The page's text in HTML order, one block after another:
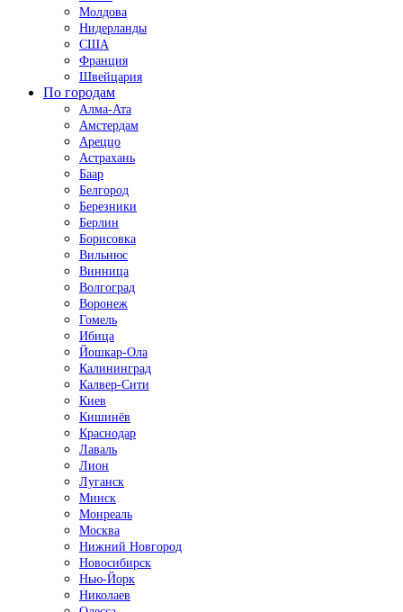
Молдова
Нидерланды
США
Франция
Швейцария
По городам
Алма-Ата
Амстердам
Ареццо
Астрахань
Баар
Белгород
Березники
Берлин
Борисовка
Вильнюс
Винница
Волгоград
Воронеж
Гомель
Ибица
Йошкар-Ола
Калининград
Калвер-Сити
Киев
Кишинёв
Краснодар
Лаваль
Лион
Луганск
Минск
Монреаль
Москва
Нижний Новгород
Новосибирск
Нью-Йорк
Николаев